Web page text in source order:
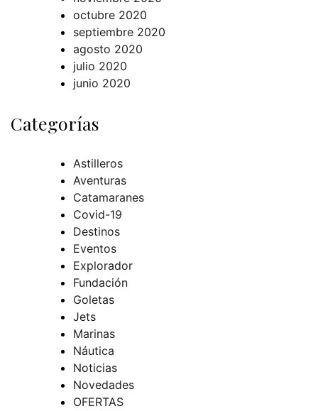
octubre 2020
septiembre 2020
agosto 2020
julio 2020
junio 2020
Categorías
Astilleros
Aventuras
Catamaranes
Covid-19
Destinos
Eventos
Explorador
Fundación
Goletas
Jets
Marinas
Náutica
Noticias
Novedades
OFERTAS